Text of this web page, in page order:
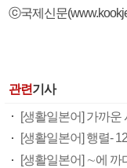
ⓒ국제신문
관련기사
[생활일본어] 가까운
[생활일본어] 행렬-
[생활일본어] ∼에 까